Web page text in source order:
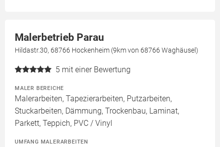
Malerbetrieb Parau
Hildastr.30, 68766 Hockenheim (9km von 68766 Waghäusel)
5 mit einer Bewertung
MALER BEREICHE
Malerarbeiten, Tapezierarbeiten, Putzarbeiten,
Stuckarbeiten, Dämmung, Trockenbau, Laminat,
Parkett, Teppich, PVC / Vinyl
UMFANG MALERARBEITEN